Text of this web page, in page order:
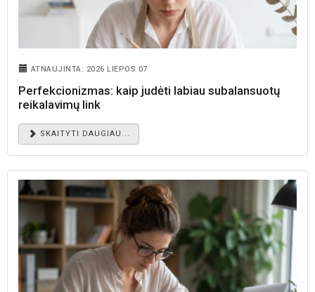
ATNAUJINTA: 2026 LIEPOS 07
Perfekcionizmas: kaip judėti labiau subalansuotų
reikalavimų link
SKAITYTI DAUGIAU...